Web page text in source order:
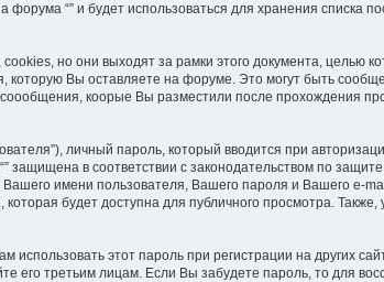
“” и будет использоваться для хранения списка
но они выходят за рамки этого документа, целью
Вы оставляете на форуме. Это могут быть
коорые Вы разместили после прохождения
личный пароль, который вводится при
в соответствии с законодательством по
имени пользователя, Вашего пароля и Вашего e-
будет доступна для публичного просмотра. Также,
этот пароль при регистрации на других
его третьим лицам. Если Вы забудете пароль, то для